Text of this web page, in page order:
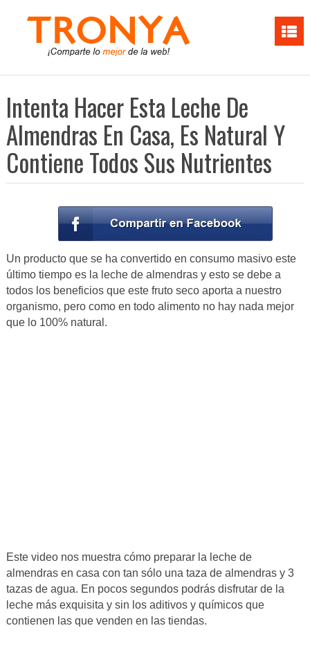
Intenta Hacer Esta Leche De
Almendras En Casa, Es Natural Y
Contiene Todos Sus Nutrientes
Un producto que se ha convertido en consumo masivo este
último tiempo es la leche de almendras y esto se debe a
todos los beneficios que este fruto seco aporta a nuestro
organismo, pero como en todo alimento no hay nada mejor
que lo 100% natural.
Este video nos muestra cómo preparar la leche de
almendras en casa con tan sólo una taza de almendras y 3
tazas de agua. En pocos segundos podrás disfrutar de la
leche más exquisita y sin los aditivos y químicos que
contienen las que venden en las tiendas.